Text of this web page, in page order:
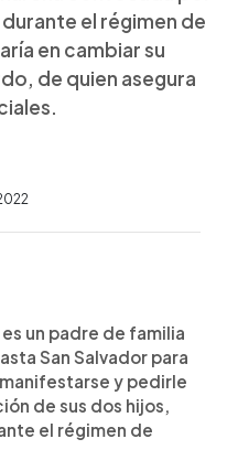
el régimen de
en cambiar su
de quien asegura
un padre de familia
San Salvador para
y pedirle
de sus dos hijos,
el régimen de